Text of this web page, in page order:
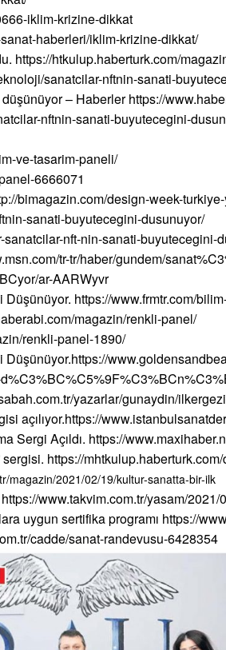
iklim-krizine-dikkat
haberleri/iklim-krizine-dikkat/
https://htkulup.haberturk.com/
sanatcilar-nftnin-sanati-
düşünüyor – Haberlerhttps://
nftnin-sanati-buyutecegini-
ve-tasarim-paneli/
6666071
bimagazin.com/design-week-
sanati-buyutecegini-dusunuyor/
nft-nin-sanati-buyutecegini-
tr-tr/haber/gundem/
ar-AARWyvr
Düşünüyor. https://www.frmtr.com/
magazin/renkli-panel/
renkli-panel-1890/
Düşünüyor.https://
yazarlar/gunaydin/
açılıyor.https://
Sergi Açıldı. https://
sergisi. https://
magazin/2021/02/19/kultur-sanatta-bir-ilk
https://www.takvim.com.tr/yasam/
uygun sertifika programı https://
cadde/sanat-randevusu-6428354